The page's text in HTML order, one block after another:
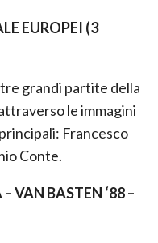
EUROPEI (3
grandi partite della
le immagini
Francesco
Conte.
VAN BASTEN ‘88 –